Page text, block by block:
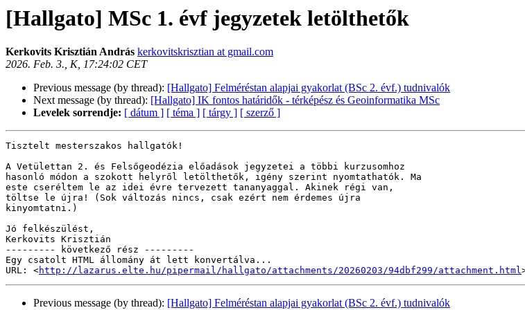
[Hallgato] MSc 1. évf jegyzetek letölthetők
Kerkovits Krisztián András kerkovitskrisztian at gmail.com
2026. Feb. 3., K, 17:24:02 CET
Previous message (by thread): [Hallgato] Felméréstan alapjai gyakorlat (BSc 2. évf.) tudnivalók
Next message (by thread): [Hallgato] IK fontos határidők - térképész és Geoinformatika MSc
Levelek sorrendje: [ dátum ] [ téma ] [ tárgy ] [ szerző ]
Tisztelt mesterszakos hallgatók!
A Vetülettan 2. és Felsőgeodézia előadások jegyzetei a többi kurzusomhoz
hasonló módon a szokott helyről letölthetők, igény szerint nyomtathatók. Ma
este cseréltem le az idei évre tervezett tananyaggal. Akinek régi van,
töltse le újra! (Sok változás nincs, csak ezért nem érdemes újra
kinyomtatni.)
Jó felkészülést,
Kerkovits Krisztián
--------- következő rész ---------
Egy csatolt HTML állomány át lett konvertálva...
URL: <http://lazarus.elte.hu/pipermail/hallgato/attachments/20260203/94dbf299/attachment.html
Previous message (by thread): [Hallgato] Felméréstan alapjai gyakorlat (BSc 2. évf.) tudnivalók